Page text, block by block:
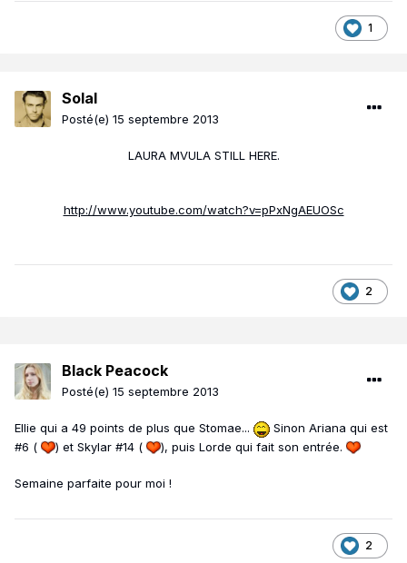
1
Solal
Posté(e) 15 septembre 2013
LAURA MVULA STILL HERE.
http://www.youtube.com/watch?v=pPxNgAEUOSc
2
Black Peacock
Posté(e) 15 septembre 2013
Ellie qui a 49 points de plus que Stomae...
Sinon Ariana qui est
#6 (
) et Skylar #14 ( ), puis Lorde qui fait son entrée.
Semaine parfaite pour moi !
2